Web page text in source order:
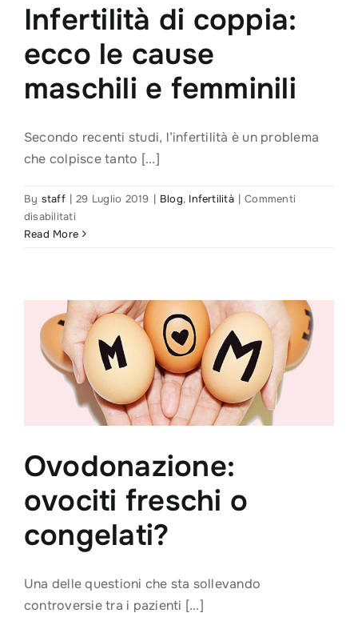
Infertilità di coppia:
ecco le cause
maschili e femminili
Secondo recenti studi, l’infertilità è un problema
che colpisce tanto [...]
By staff | 29 Luglio 2019 | Blog, Infertilità | Commenti
disabilitatisu
Infertilità
le
cause
maschili
e
femminili
Read More
Ovodonazione:
ovociti freschi o
congelati?
Una delle questioni che sta sollevando
controversie tra i pazienti [...]